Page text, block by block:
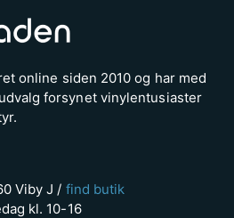
online siden 2010 og har med
forsynet vinylentusiaster
Viby J / find butik
kl. 10-16